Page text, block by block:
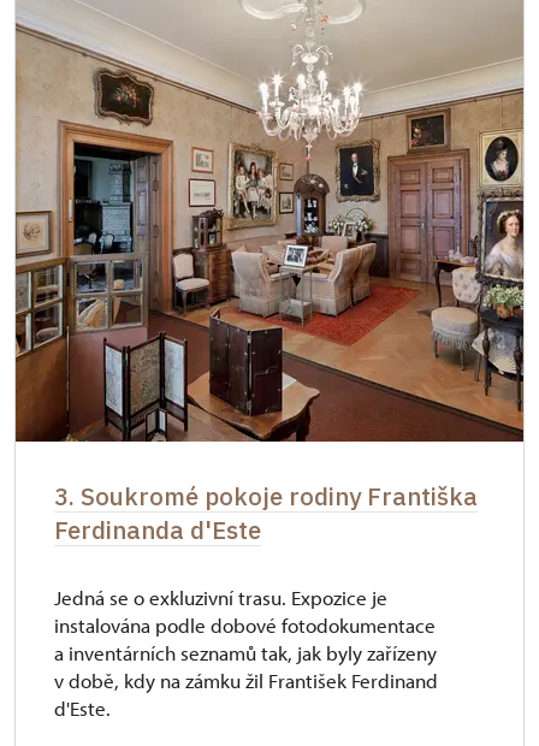
3. Soukromé pokoje rodiny Františka
Ferdinanda d'Este
Jedná se o exkluzivní trasu. Expozice je
instalována podle dobové fotodokumentace
a inventárních seznamů tak, jak byly zařízeny
v době, kdy na zámku žil František Ferdinand
d'Este.